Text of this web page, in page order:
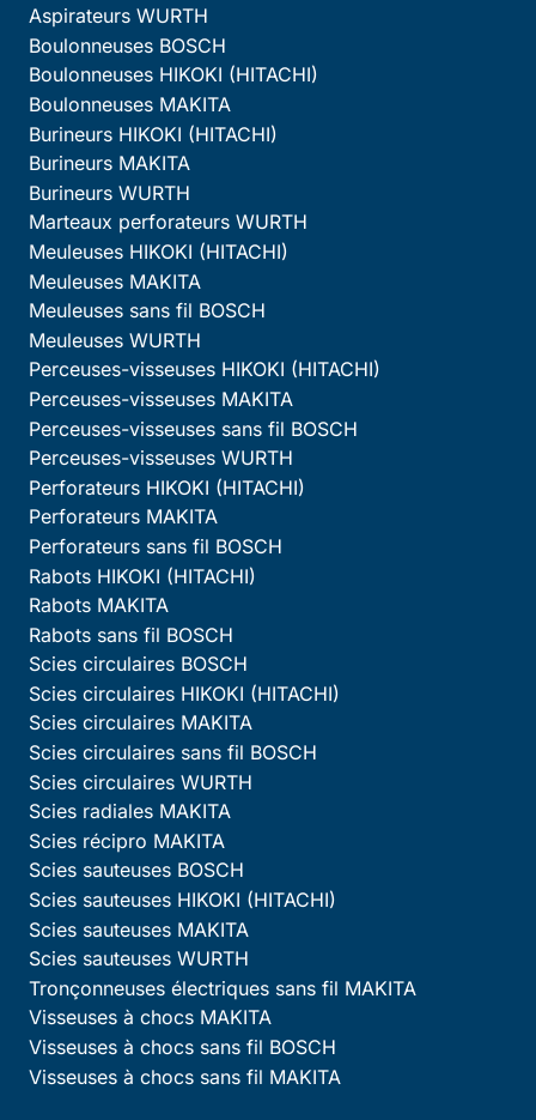
Aspirateurs WURTH
Boulonneuses BOSCH
Boulonneuses HIKOKI (HITACHI)
Boulonneuses MAKITA
Burineurs HIKOKI (HITACHI)
Burineurs MAKITA
Burineurs WURTH
Marteaux perforateurs WURTH
Meuleuses HIKOKI (HITACHI)
Meuleuses MAKITA
Meuleuses sans fil BOSCH
Meuleuses WURTH
Perceuses-visseuses HIKOKI (HITACHI)
Perceuses-visseuses MAKITA
Perceuses-visseuses sans fil BOSCH
Perceuses-visseuses WURTH
Perforateurs HIKOKI (HITACHI)
Perforateurs MAKITA
Perforateurs sans fil BOSCH
Rabots HIKOKI (HITACHI)
Rabots MAKITA
Rabots sans fil BOSCH
Scies circulaires BOSCH
Scies circulaires HIKOKI (HITACHI)
Scies circulaires MAKITA
Scies circulaires sans fil BOSCH
Scies circulaires WURTH
Scies radiales MAKITA
Scies récipro MAKITA
Scies sauteuses BOSCH
Scies sauteuses HIKOKI (HITACHI)
Scies sauteuses MAKITA
Scies sauteuses WURTH
Tronçonneuses électriques sans fil MAKITA
Visseuses à chocs MAKITA
Visseuses à chocs sans fil BOSCH
Visseuses à chocs sans fil MAKITA